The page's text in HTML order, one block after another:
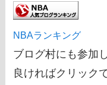
NBAランキング
ブログ村にも参加
良ければクリック